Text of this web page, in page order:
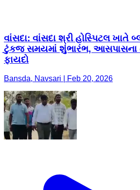
વાંસદા: વાંસદા શ્રી હોસ્પિટલ ખાતે
ટુંકજ સમયમાં શુંભારંભ,
ફાયદો
Bansda, Navsari | Feb 20, 2026